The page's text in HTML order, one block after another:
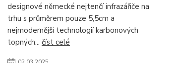
designové německé nejtenčí infrazářiče na
trhu s průměrem pouze 5,5cm a
nejmodernější technologií karbonových
topných... číst celé